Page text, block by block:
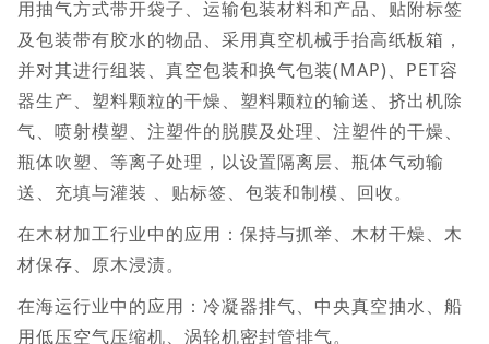
用抽气方式带开袋子、运输包装材料和产品、贴附标签
及包装带有胶水的物品、采用真空机械手抬高纸板箱，
并对其进行组装、真空包装和换气包装(MAP)、PET容
器生产、塑料颗粒的干燥、塑料颗粒的输送、挤出机除
气、喷射模塑、注塑件的脱膜及处理、注塑件的干燥、
瓶体吹塑、等离子处理，以设置隔离层、瓶体气动输
送、充填与灌装 、贴标签、包装和制模、回收。
在木材加工行业中的应用：保持与抓举、木材干燥、木
材保存、原木浸渍。
在海运行业中的应用：冷凝器排气、中央真空抽水、船
用低压空气压缩机、涡轮机密封管排气。